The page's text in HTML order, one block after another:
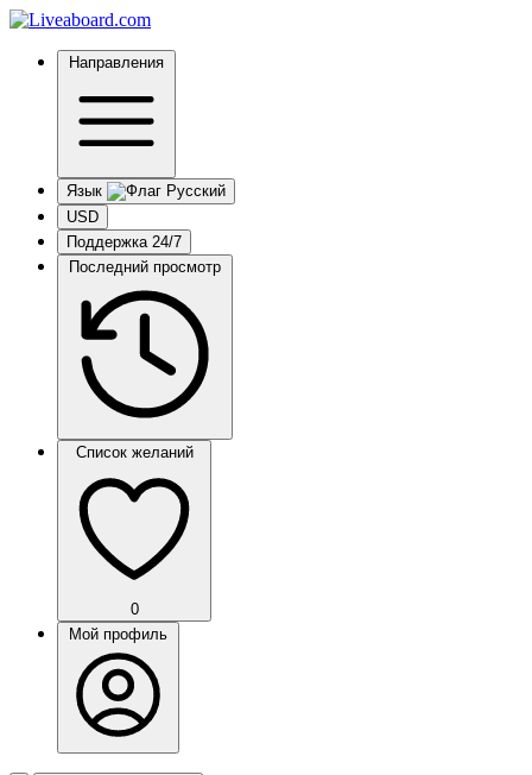
Направления
Язык
USD
Поддержка 24/7
Последний просмотр
Список желаний
0
Мой профиль